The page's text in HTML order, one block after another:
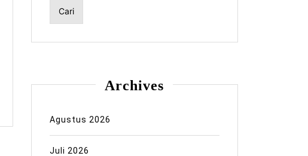
Archives
Agustus 2026
Juli 2026